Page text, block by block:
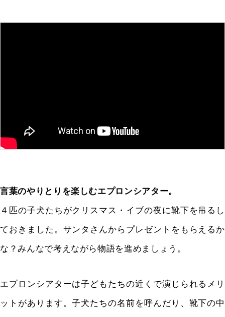
言葉のやりとりを楽しむエプロンシアター。
４匹の子犬たちがクリスマス・イブの夜に靴下を吊るし
ておきました。サンタさんからプレゼントをもらえるか
な？みんなで考えながら物語を進めましょう。
エプロンシアターは子どもたちの近くで演じられるメリ
ットがあります。子犬たちの名前を呼んだり、靴下の中